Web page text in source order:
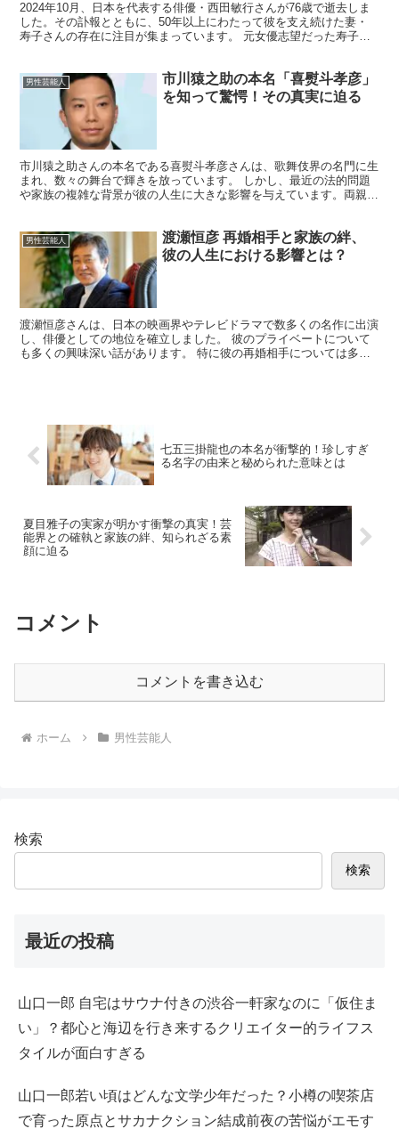
2024年10月、日本を代表する俳優・西田敏行さんが76歳で逝去しま
した。その訃報とともに、50年以上にわたって彼を支え続けた妻・
寿子さんの存在に注目が集まっています。 元女優志望だった寿子さ
男性芸能人
市川猿之助の本名「喜熨斗孝彦」
を知って驚愕！その真実に迫る
市川猿之助さんの本名である喜熨斗孝彦さんは、歌舞伎界の名門に生
まれ、数々の舞台で輝きを放っています。 しかし、最近の法的問題
や家族の複雑な背景が彼の人生に大きな影響を与えています。両親の
男性芸能人
渡瀬恒彦 再婚相手と家族の絆、
彼の人生における影響とは？
渡瀬恒彦さんは、日本の映画界やテレビドラマで数多くの名作に出演
し、俳優としての地位を確立しました。 彼のプライベートについて
も多くの興味深い話があります。 特に彼の再婚相手については多く
七五三掛龍也の本名が衝撃的！珍しすぎ
る名字の由来と秘められた意味とは
夏目雅子の実家が明かす衝撃の真実！芸
能界との確執と家族の絆、知られざる素
顔に迫る
コメント
コメントを書き込む
ホーム 男性芸能人
検索
検索
最近の投稿
山口一郎 自宅はサウナ付きの渋谷一軒家なのに「仮住ま
い」？都心と海辺を行き来するクリエイター的ライフス
タイルが面白すぎる
山口一郎若い頃はどんな文学少年だった？小樽の喫茶店
で育った原点とサカナクション結成前夜の苦悩がエモす